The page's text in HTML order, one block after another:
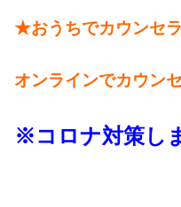
★おうちでカウンセ
オンラインでカウン
※コロナ対策し